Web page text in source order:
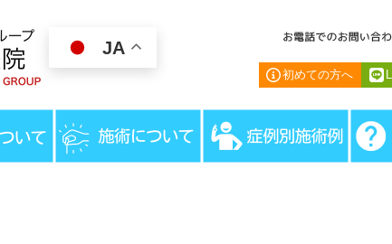
JA
初めての方へ
HOME＞ 患者様の声＞ ひどい頭痛・肩こり・眩